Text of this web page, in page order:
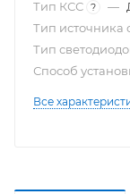
Тип КСС ? —
Тип источника
Тип
Способ
Все